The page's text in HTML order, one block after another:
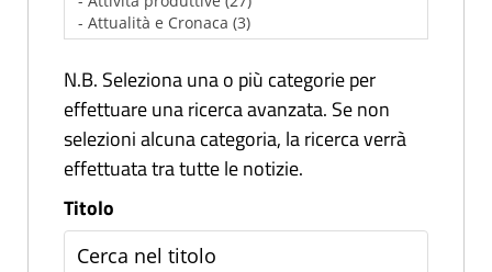
N.B. Seleziona una o più categorie per
effettuare una ricerca avanzata. Se non
selezioni alcuna categoria, la ricerca verrà
effettuata tra tutte le notizie.
Titolo